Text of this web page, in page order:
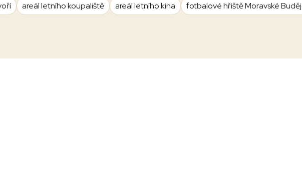
areál letního koupaliště areál letního kina
fotbalové hřiště Moravské